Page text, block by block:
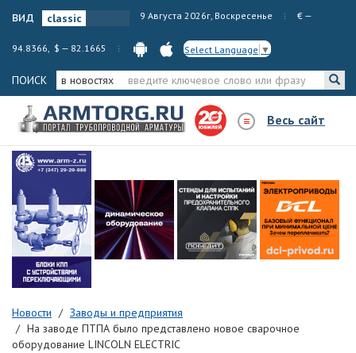
вид 9 Августа 2026г, Воскресенье € —
94.8366, $ — 82.1665 Select Language ▼
ПОИСК в новостях
Весь сайт
Новости
Заводы и предприятия
На заводе ПТПА было представлено новое сварочное
оборудование LINCOLN ELECTRIC